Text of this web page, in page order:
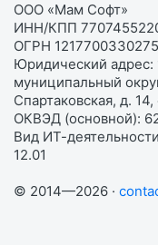
ООО «Мам Софт»
ИНН/КПП
ОГРН 1217700330275
Юридический адрес:
муниципальный
Спартаковская, д.
ОКВЭД (основной):
Вид ИТ-
12.01
© 2014—2026 ·